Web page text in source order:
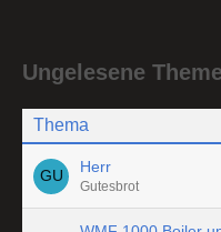
Ungelesene
Thema
Herr
Gutesbrot